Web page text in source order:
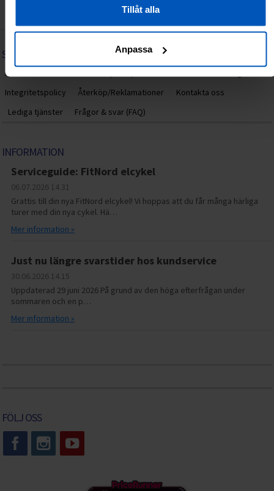
Tillåt alla
Anpassa
SPORTPROFFSEN.SE
Hem
Integritetspolicy
Återköp/Reklamationer
Kontakta oss
Lediga tjänster
Frågor & svar (FAQ)
INFORMATION
Serviceguide: FitNord elcykel
06.07.2026 14.31
Grattis till din nya FitNord elcykel! Vi hoppas att du får många härliga
turer med din nya cykel. Hä…
Mer information »
Just nu längre svarstider hos kundservice
30.06.2026 14.15
Uppdaterad 29 juni 2026 På grund av den höga efterfrågan under
sommaren och en p…
Mer information »
FÖLJ OSS